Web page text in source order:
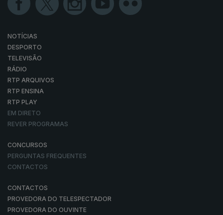
NOTÍCIAS
DESPORTO
TELEVISÃO
RÁDIO
RTP ARQUIVOS
RTP ENSINA
RTP PLAY
EM DIRETO
REVER PROGRAMAS
CONCURSOS
PERGUNTAS FREQUENTES
CONTACTOS
CONTACTOS
PROVEDORA DO TELESPECTADOR
PROVEDORA DO OUVINTE